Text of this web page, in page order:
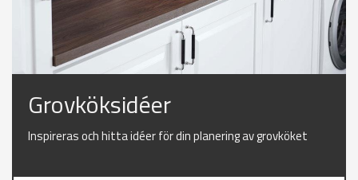
Grovköksidéer
Inspireras och hitta idéer för din planering av grovköket